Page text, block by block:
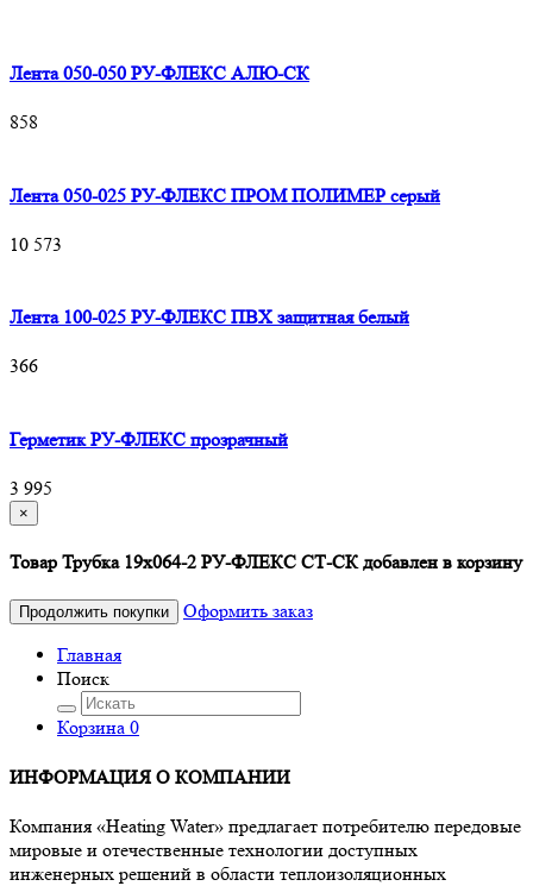
Лента 050-050 РУ-ФЛЕКС АЛЮ-СК
858
Лента 050-025 РУ-ФЛЕКС ПРОМ ПОЛИМЕР серый
10 573
Лента 100-025 РУ-ФЛЕКС ПВХ защитная белый
366
Герметик РУ-ФЛЕКС прозрачный
3 995
×
Товар Трубка 19х064-2 РУ-ФЛЕКС СТ-СК добавлен в корзину
Продолжить покупки
Оформить заказ
Главная
Поиск
Корзина 0
ИНФОРМАЦИЯ О КОМПАНИИ
Компания «Heating Water» предлагает потребителю передовые
мировые и отечественные технологии доступных
инженерных решений в области теплоизоляционных